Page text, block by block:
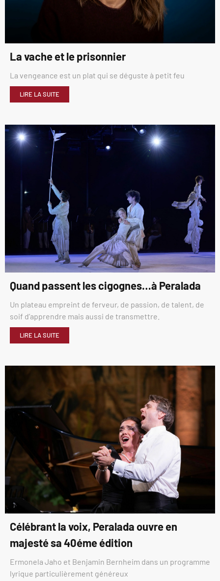
La vache et le prisonnier
La vengeance est un plat qui se déguste à petit feu
LIRE LA SUITE
Quand passent les cigognes…à Peralada
Un plateau empreint de ferveur, de passion, de talent, de
soif d’apprendre mais aussi de transmettre.
LIRE LA SUITE
Célébrant la voix, Peralada ouvre en
majesté sa 40éme édition
Ermonela Jaho et Benjamin Bernheim dans un programme
lyrique particulièrement généreux